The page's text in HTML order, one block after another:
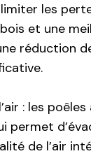
les
et une
réduction
: les
permet
de l’air